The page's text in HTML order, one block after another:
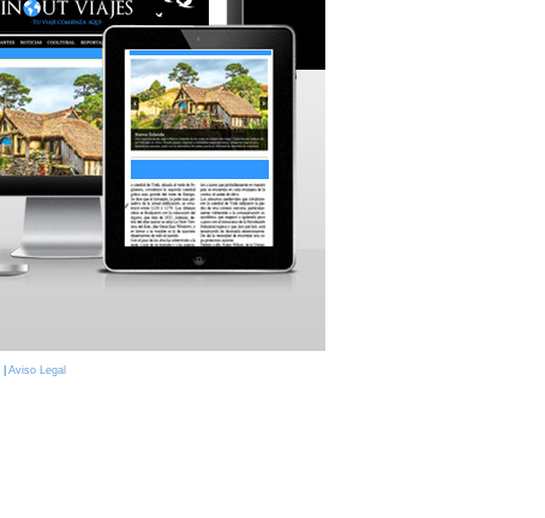
Aviso Legal